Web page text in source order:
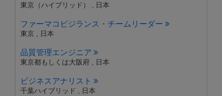
東京（ハイブリッド） , 日本
ファーマコビジランス・チームリーダー
東京 , 日本
品質管理エンジニア
東京都もしくは大阪府 , 日本
ビジネスアナリスト
千葉ハイブリッド , 日本